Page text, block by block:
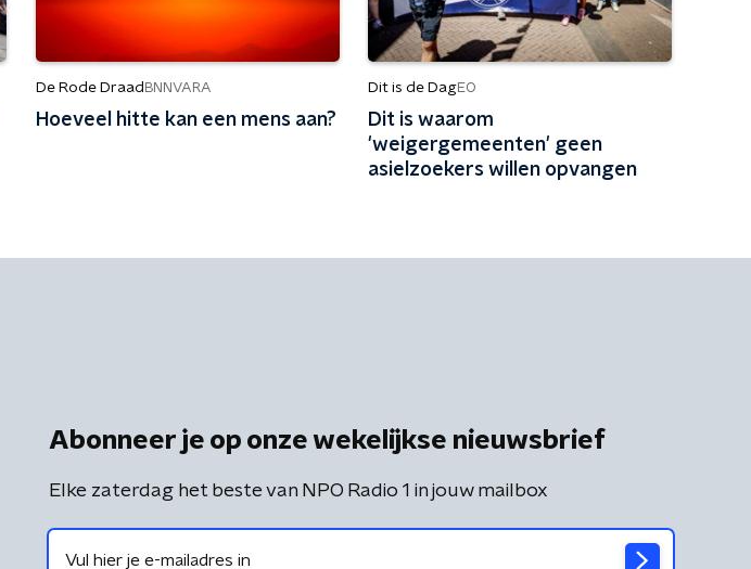
De Rode Draad BNNVARA
Hoeveel hitte kan een mens aan?
Dit is de DagEO
Dit is waarom
'weigergemeenten' geen
asielzoekers willen opvangen
Abonneer je op onze wekelijkse nieuwsbrief
Elke zaterdag het beste van NPO Radio 1 in jouw mailbox